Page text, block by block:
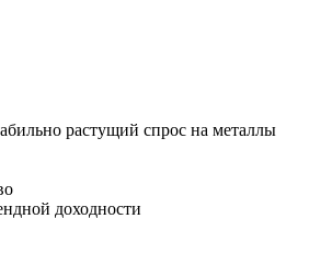
растущий спрос на металлы
доходности